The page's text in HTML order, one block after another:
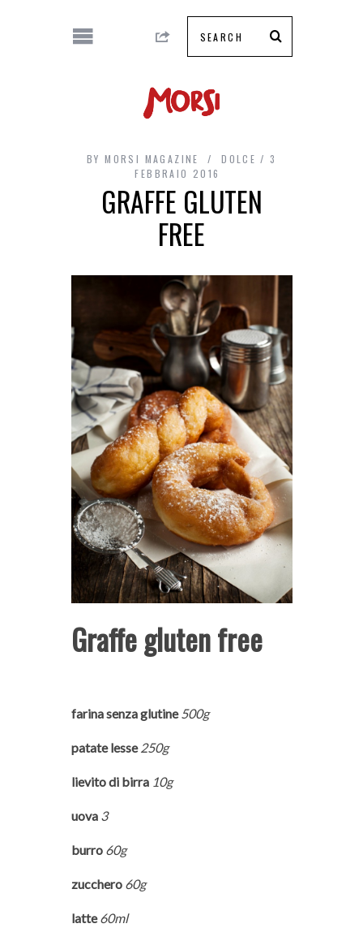
BY MORSI MAGAZINE DOLCE
3
FEBBRAIO 2016
GRAFFE GLUTEN
FREE
Graffe gluten free
farina senza glutine 500g
patate lesse 250g
lievito di birra 10g
uova3
burro 60g
zucchero 60g
latte 60ml